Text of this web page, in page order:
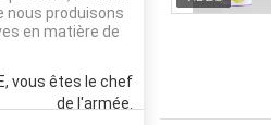
nous produisons
en matière de
vous êtes le chef
de l'armée.